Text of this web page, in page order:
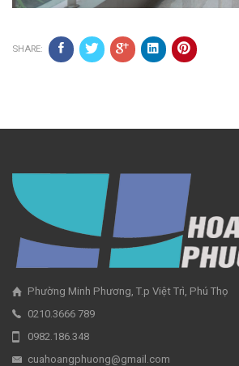
SHARE:
Phường Minh Phương, T.p Việt Trì, Phú Thọ
0210.3666 789
0982.186.348
cuahoangphuong@gmail.com